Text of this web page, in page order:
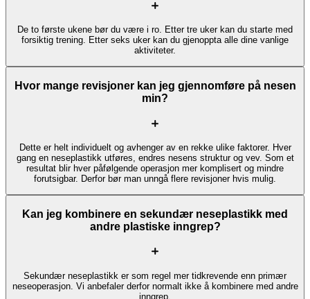
De to første ukene bør du være i ro. Etter tre uker kan du starte med
forsiktig trening. Etter seks uker kan du gjenoppta alle dine vanlige
aktiviteter.
Hvor mange revisjoner kan jeg gjennomføre på nesen
min?
Dette er helt individuelt og avhenger av en rekke ulike faktorer. Hver
gang en neseplastikk utføres, endres nesens struktur og vev. Som et
resultat blir hver påfølgende operasjon mer komplisert og mindre
forutsigbar. Derfor bør man unngå flere revisjoner hvis mulig.
Kan jeg kombinere en sekundær neseplastikk med
andre plastiske inngrep?
Sekundær neseplastikk er som regel mer tidkrevende enn primær
neseoperasjon. Vi anbefaler derfor normalt ikke å kombinere med andre
inngrep.